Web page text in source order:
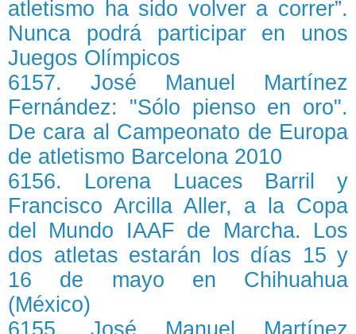
atletismo ha sido volver a correr”.
Nunca podrá participar en unos
Juegos Olímpicos
6157. José Manuel Martínez
Fernández: "Sólo pienso en oro".
De cara al Campeonato de Europa
de atletismo Barcelona 2010
6156. Lorena Luaces Barril y
Francisco Arcilla Aller, a la Copa
del Mundo IAAF de Marcha. Los
dos atletas estarán los días 15 y
16 de mayo en Chihuahua
(México)
6155. José Manuel Martínez